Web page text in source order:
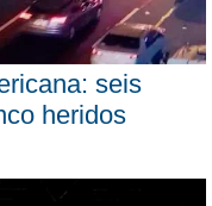
seis
heridos